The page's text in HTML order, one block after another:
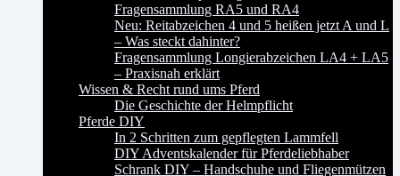
Fragensammlung RA5 und RA4
Neu: Reitabzeichen 4 und 5 heißen jetzt A und L
– Was steckt dahinter?
Fragensammlung Longierabzeichen LA4 + LA5
– Praxisnah erklärt
Wissen & Recht rund ums Pferd
Die Geschichte der Helmpflicht
Pferde DIY
In 2 Schritten zum gepflegten Lammfell
DIY Adventskalender für Pferdeliebhaber
Schrank DIY – Handschuhe und Fliegenmützen